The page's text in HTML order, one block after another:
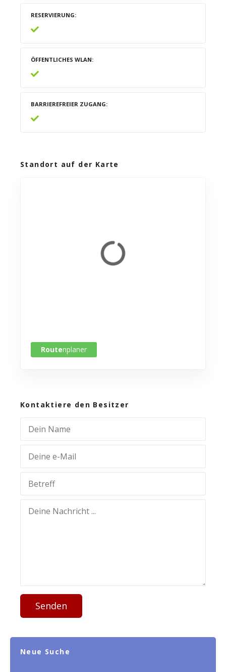
RESERVIERUNG
ÖFFENTLICHES WLAN
BARRIEREFREIER ZUGANG
Standort auf der Karte
Routenplaner
Kontaktiere den Besitzer
Senden
Neue Suche